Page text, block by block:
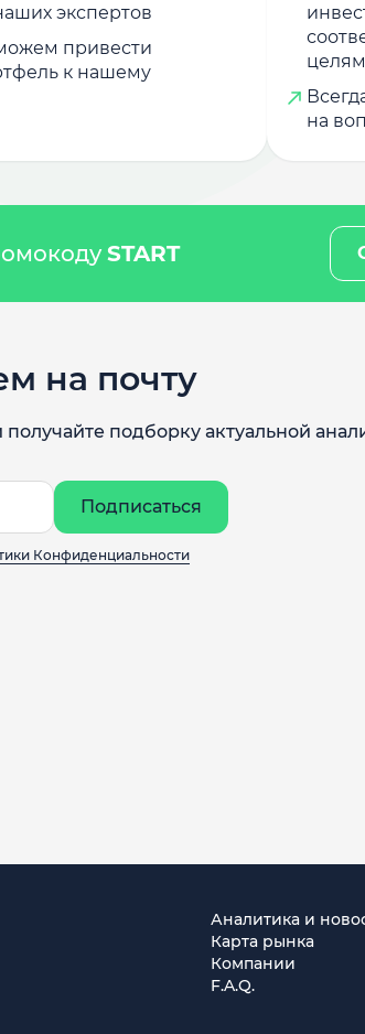
экспертов
привести
к нашему
целям
на
START
на почту
подборку актуальной
Подписаться
Конфиденциальности
Аналитика и
Карта рынка
Компании
F.A.Q.